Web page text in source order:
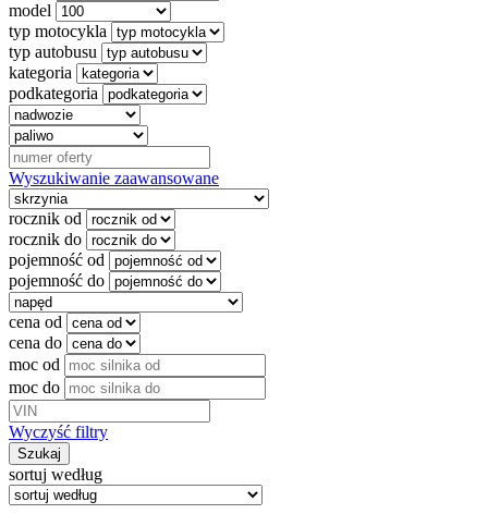
model
typ motocykla
typ autobusu
kategoria
podkategoria
Wyszukiwanie zaawansowane
rocznik od
rocznik do
pojemność od
pojemność do
cena od
cena do
moc od
moc do
Wyczyść filtry
Szukaj
sortuj według